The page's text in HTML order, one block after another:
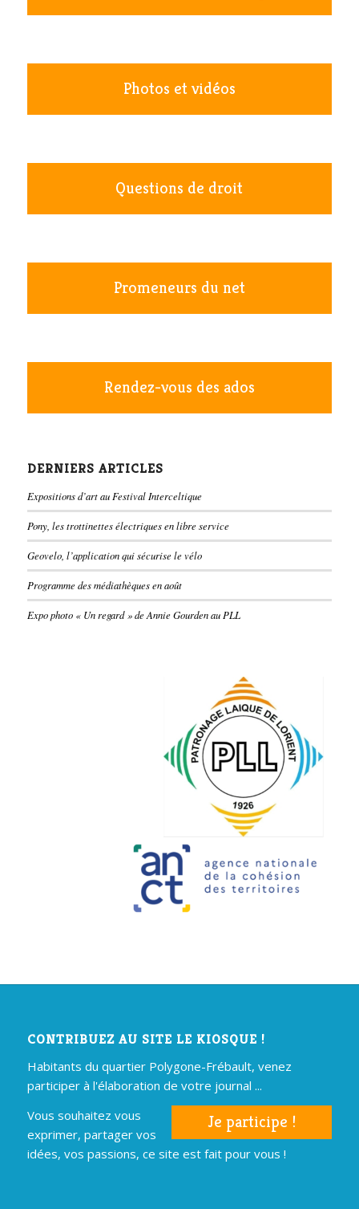
Photos et vidéos
Questions de droit
Promeneurs du net
Rendez-vous des ados
DERNIERS ARTICLES
Expositions d’art au Festival Interceltique
Pony, les trottinettes électriques en libre service
Geovelo, l’application qui sécurise le vélo
Programme des médiathèques en août
Expo photo « Un regard » de Annie Gourden au PLL
CONTRIBUEZ AU SITE LE KIOSQUE !
Habitants du quartier Polygone-Frébault, venez
participer à l'élaboration de votre journal ...
Je participe !
Vous souhaitez vous
exprimer, partager vos
idées, vos passions, ce site est fait pour vous !